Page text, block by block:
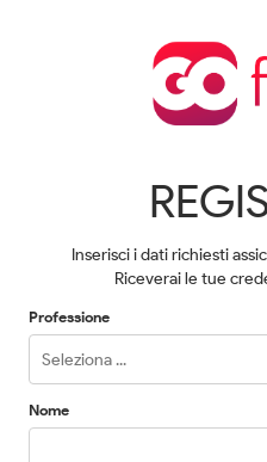
Inserisci i dati richiesti
Riceverai le tue
Professione
Nome